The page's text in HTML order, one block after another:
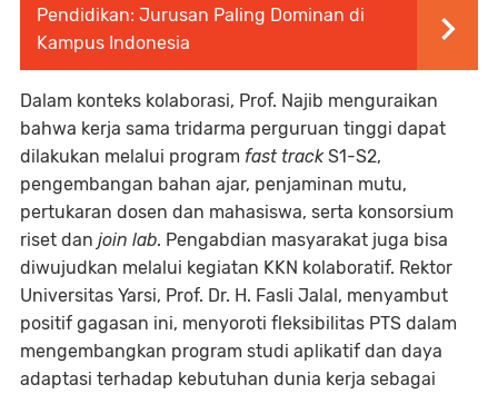
Pendidikan: Jurusan Paling Dominan di
Kampus Indonesia
Dalam konteks kolaborasi, Prof. Najib menguraikan
bahwa kerja sama tridarma perguruan tinggi dapat
dilakukan melalui program fast trackS1-S2,
pengembangan bahan ajar, penjaminan mutu,
pertukaran dosen dan mahasiswa, serta konsorsium
riset dan join lab. Pengabdian masyarakat juga bisa
diwujudkan melalui kegiatan KKN kolaboratif. Rektor
Universitas Yarsi, Prof. Dr. H. Fasli Jalal, menyambut
positif gagasan ini, menyoroti fleksibilitas PTS dalam
mengembangkan program studi aplikatif dan daya
adaptasi terhadap kebutuhan dunia kerja sebagai